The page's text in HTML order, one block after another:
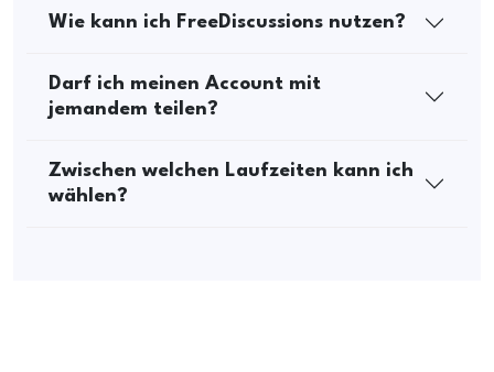
Wie kann ich FreeDiscussions nutzen?
Darf ich meinen Account mit
jemandem teilen?
Zwischen welchen Laufzeiten kann ich
wählen?